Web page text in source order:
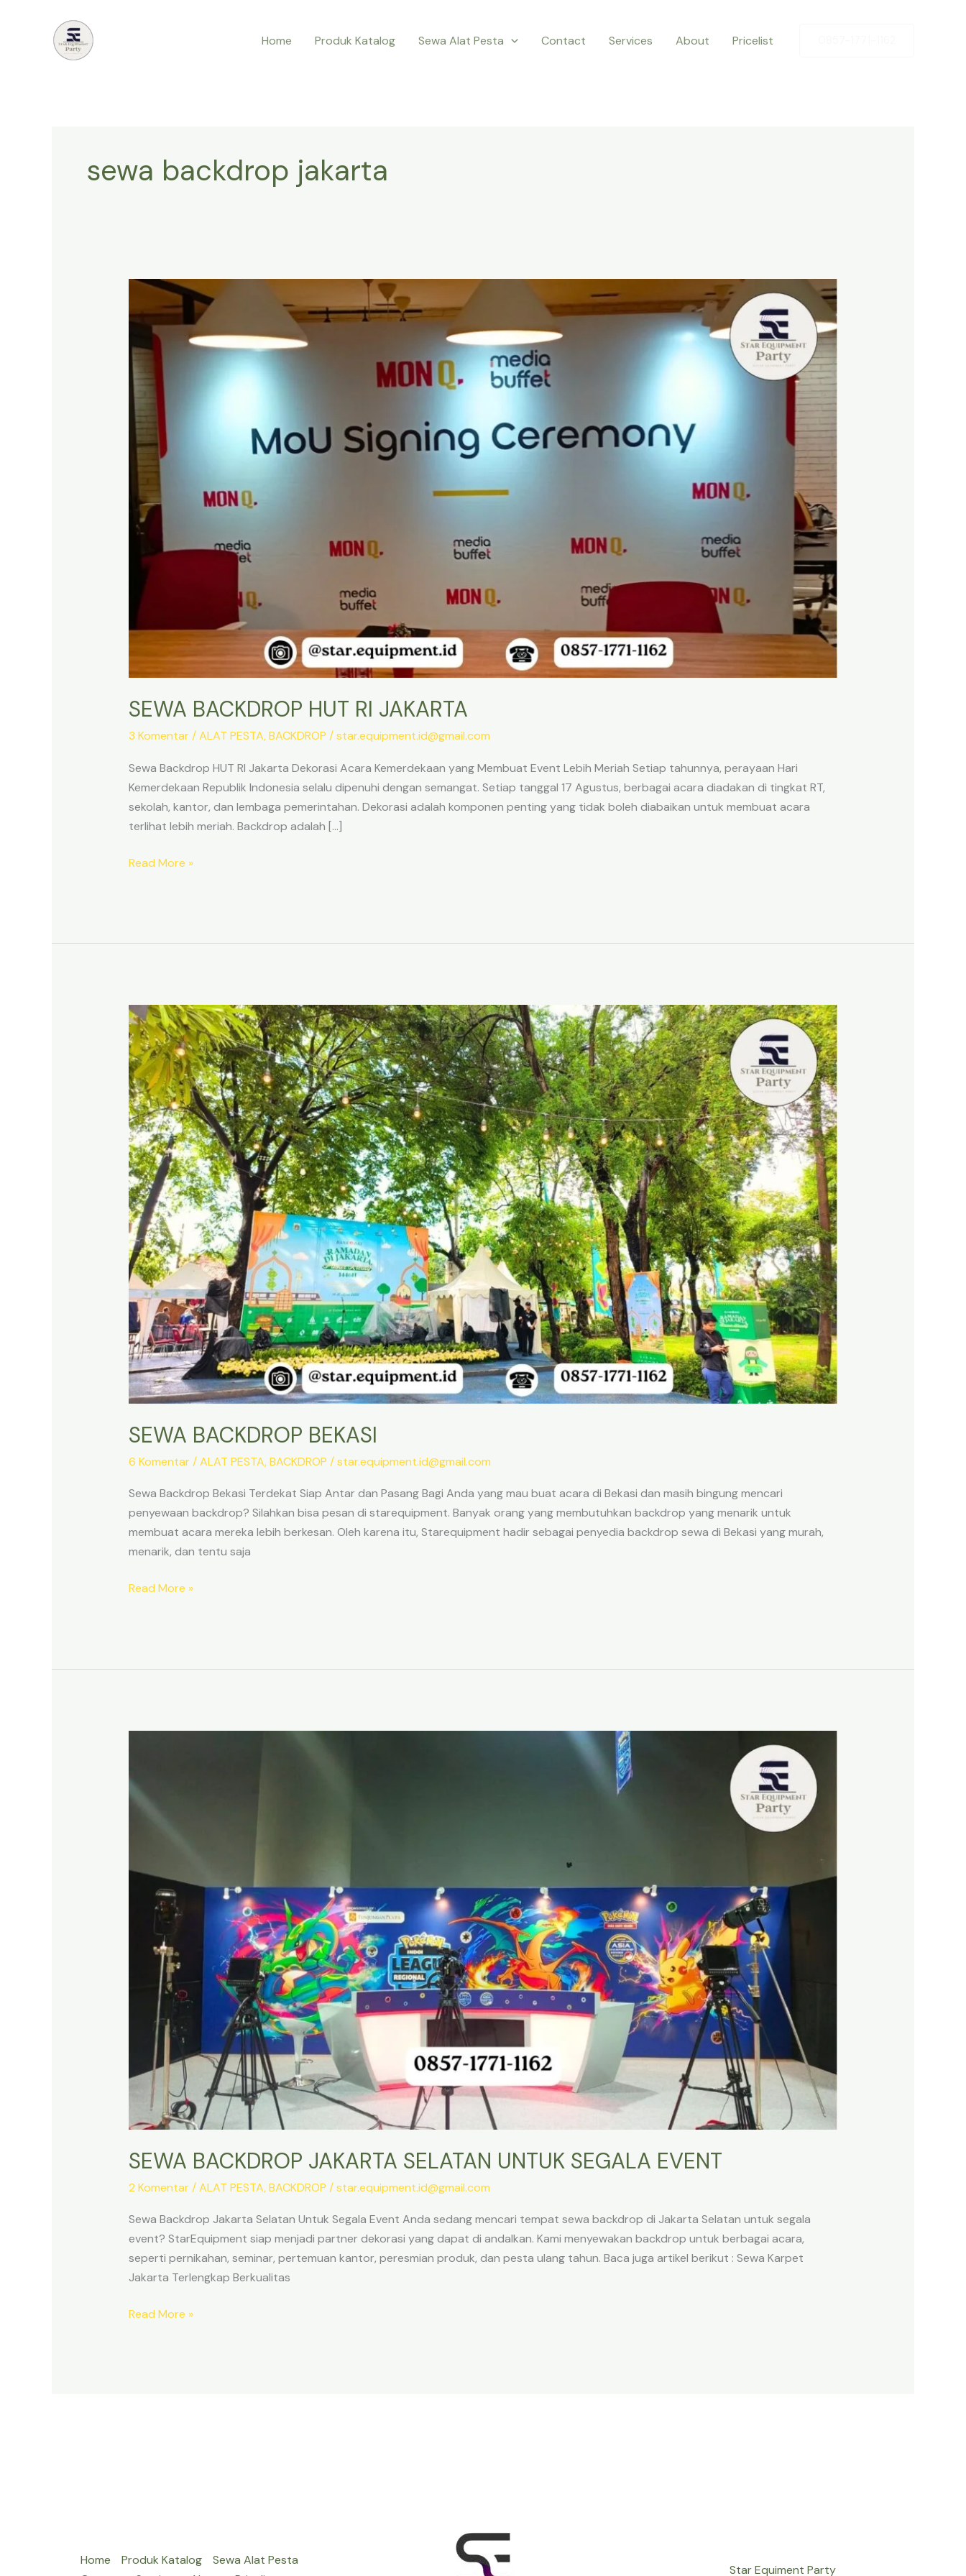
Home Produk Katalog Sewa Alat Pesta Contact Services About Pricelist
sewa backdrop jakarta
SEWA BACKDROP HUT RI JAKARTA
3 Komentar /ALAT PESTA,BACKDROP /star.equipment.id@gmail.com
Sewa Backdrop HUT RI Jakarta Dekorasi Acara Kemerdekaan yang Membuat Event Lebih Meriah Setiap tahunnya, perayaan Hari
Kemerdekaan Republik Indonesia selalu dipenuhi dengan semangat. Setiap tanggal 17 Agustus, berbagai acara diadakan di tingkat RT,
sekolah, kantor, dan lembaga pemerintahan. Dekorasi adalah komponen penting yang tidak boleh diabaikan untuk membuat acara
terlihat lebih meriah. Backdrop adalah […]
SEWA
JAKARTA
Read More »
SEWA BACKDROP BEKASI
6 Komentar /ALAT PESTA,BACKDROP /star.equipment.id@gmail.com
Sewa Backdrop Bekasi Terdekat Siap Antar dan Pasang Bagi Anda yang mau buat acara di Bekasi dan masih bingung mencari
penyewaan backdrop? Silahkan bisa pesan di starequipment. Banyak orang yang membutuhkan backdrop yang menarik untuk
membuat acara mereka lebih berkesan. Oleh karena itu, Starequipment hadir sebagai penyedia backdrop sewa di Bekasi yang murah,
menarik, dan tentu saja
SEWA
Read More »
SEWA BACKDROP JAKARTA SELATAN UNTUK SEGALA EVENT
2 Komentar /ALAT PESTA,BACKDROP /star.equipment.id@gmail.com
Sewa Backdrop Jakarta Selatan Untuk Segala Event Anda sedang mencari tempat sewa backdrop di Jakarta Selatan untuk segala
event? StarEquipment siap menjadi partner dekorasi yang dapat di andalkan. Kami menyewakan backdrop untuk berbagai acara,
seperti pernikahan, seminar, pertemuan kantor, peresmian produk, dan pesta ulang tahun. Baca juga artikel berikut : Sewa Karpet
Jakarta Terlengkap Berkualitas
SEWA
Read More »
Home Produk Katalog
Sewa Alat Pesta
Star Equiment Party